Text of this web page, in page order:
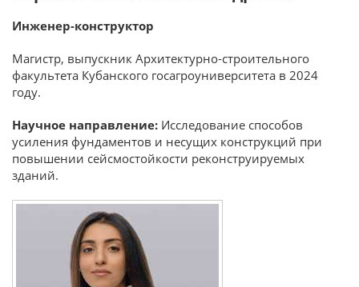
Инженер-конструктор
Магистр, выпускник Архитектурно-строительного
факультета Кубанского госагроуниверситета в 2024
году.
Научное направление: Исследование способов
усиления фундаментов и несущих конструкций при
повышении сейсмостойкости реконструируемых
зданий.